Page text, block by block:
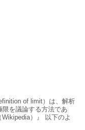
of limit）は、解析
を議論する方法であ
）』 以下のよ